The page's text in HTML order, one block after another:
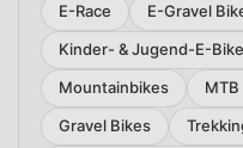
E-Race
E-Gravel
Kinder- & Jugend-E-
Mountainbikes
Gravel Bikes